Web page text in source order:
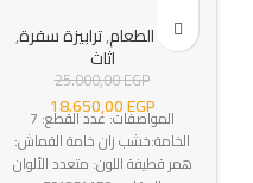
غرف الطعام,ترابيزة سفرة,
اثاث
25.000,00EGP
18.650,00EGP
المواصفات: عدد القطع: 7
الخامة:خشب زان خامة القماش:
همر قطيفة اللون: متعدد الألوان